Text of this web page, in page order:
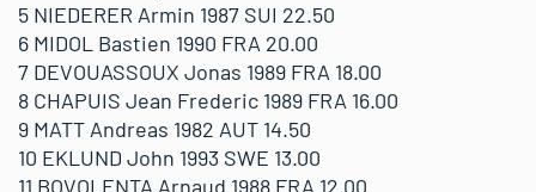
5 NIEDERER Armin 1987 SUI 22.50
6 MIDOL Bastien 1990 FRA 20.00
7 DEVOUASSOUX Jonas 1989 FRA 18.00
8 CHAPUIS Jean Frederic 1989 FRA 16.00
9 MATT Andreas 1982 AUT 14.50
10 EKLUND John 1993 SWE 13.00
11 BOVOLENTA Arnaud 1988 FRA 12.00